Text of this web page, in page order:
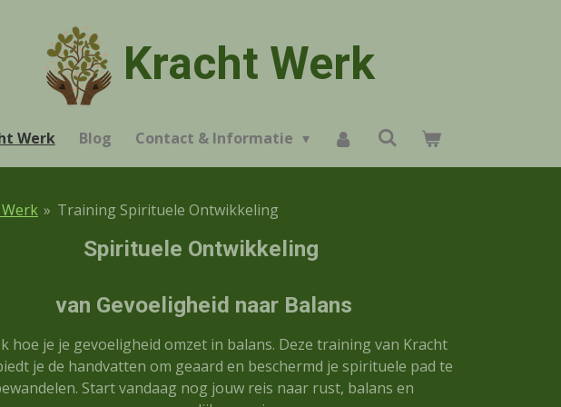
Kracht Werk
Werk Blog Contact & Informatie
» Training Spirituele Ontwikkeling
Spirituele Ontwikkeling
van Gevoeligheid naar Balans
hoe je je gevoeligheid omzet in balans. Deze training van Kracht
je de handvatten om geaard en beschermd je spirituele pad te
Start vandaag nog jouw reis naar rust, balans en